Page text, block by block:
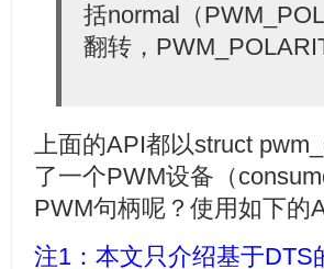
括normal（
翻转，
上面的API都以struct
了一个PWM设备（
PWM句柄呢？使用如下的
注1：本文只介绍基于DTS